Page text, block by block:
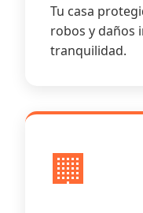
Tu casa
robos y daños
tranquilidad.
🏢